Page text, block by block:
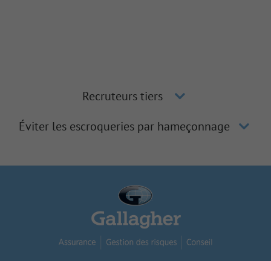
Recruteurs tiers
Éviter les escroqueries par hameçonnage